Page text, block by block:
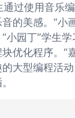
通过使用音乐
的美感。“小
小园丁”学生
优化程序。“
大型编程活